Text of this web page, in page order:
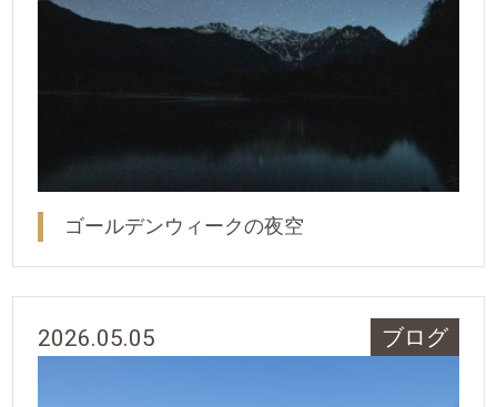
ゴールデンウィークの夜空
2026.05.05 ブログ